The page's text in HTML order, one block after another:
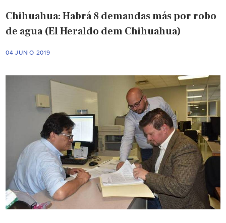
Chihuahua: Habrá 8 demandas más por robo
de agua (El Heraldo dem Chihuahua)
04 JUNIO 2019